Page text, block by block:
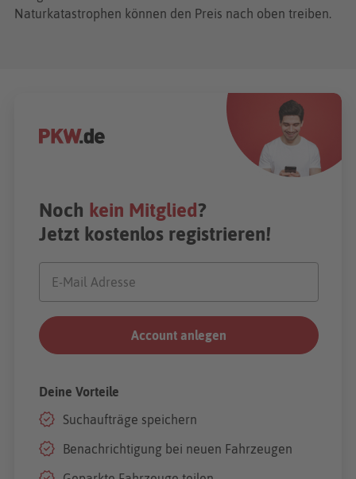
Naturkatastrophen können den Preis nach oben treiben.